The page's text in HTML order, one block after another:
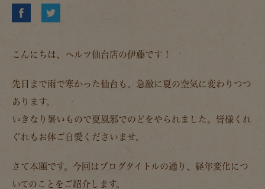
こんにちは、ヘルツ仙台店の伊藤です！
先日まで雨で寒かった仙台も、急激に夏の空気に変わりつつ
あります。
いきなり暑いもので夏風邪でのどをやられました。皆様くれ
ぐれもお体ご自愛くださいませ。
さて本題です。今回はブログタイトルの通り、経年変化につ
いてのことをご紹介します。